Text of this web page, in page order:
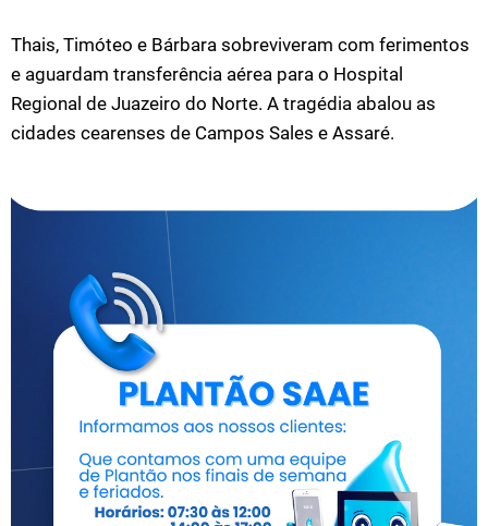
Thais, Timóteo e Bárbara sobreviveram com ferimentos
e aguardam transferência aérea para o Hospital
Regional de Juazeiro do Norte. A tragédia abalou as
cidades cearenses de Campos Sales e Assaré.